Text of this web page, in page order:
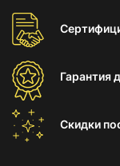
Гарантия
Скидки